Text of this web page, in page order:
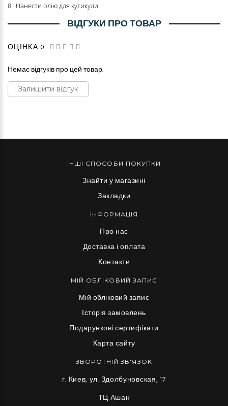
8. Нанести олію для кутикули.
ВІДГУКИ ПРО ТОВАР
ОЦІНКА 0
Немає відгуків про цей товар.
Залишити відгук
ІНШІ СПОСОБИ ПОКУПКИ
Знайти у магазині
Закладки
ІНФОРМАЦІЯ
Про нас
Доставка і оплата
Контакти
МІЙ ОБЛІКОВИЙ ЗАПИС
Мій обліковий запис
Історія замовлень
Подарункові сертифікати
Карта сайту
ЗВОРОТНІЙ ЗВ'ЯЗОК
г. Киев, ул. Здолбуновская, 17
ТЦ Ашан